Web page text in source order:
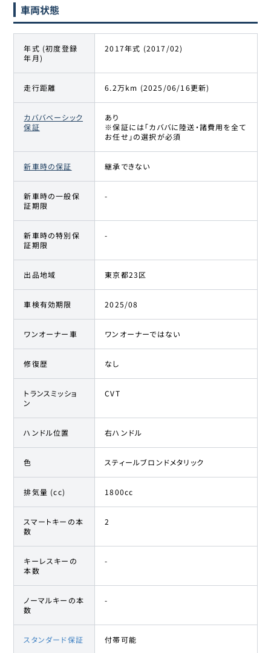
車両状態
年式 (初度登録
年月)
2017年式 (2017/02)
走行距離 6.2万km (2025/06/16更新)
カババベーシック
保証
あり
※保証には「カババに陸送・諸費用を全て
お任せ」の選択が必須
新車時の保証 継承できない
新車時の一般保
証期限
-
新車時の特別保
証期限
-
出品地域 東京都23区
車検有効期限 2025/08
ワンオーナー車 ワンオーナーではない
修復歴 なし
トランスミッショ
ン
CVT
ハンドル位置 右ハンドル
色 スティールブロンドメタリック
排気量 (cc) 1800cc
スマートキーの本
数
2
キーレスキーの
本数
-
ノーマルキーの本
数
-
スタンダード保証 付帯可能